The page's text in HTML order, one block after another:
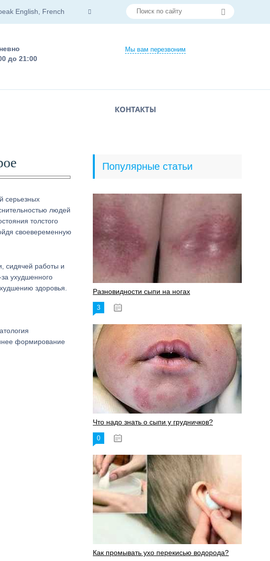
English, French
Мы вам перезвоним
до 21:00
КОНТАКТЫ
серьезных
людей
толстого
своевеременную
сидячей работы и
ухудшенного
здоровья.
формирование
Популярные статьи
Разновидности сыпи на ногах
3
Что надо знать о сыпи у грудничков?
0
Как промывать ухо перекисью водорода?